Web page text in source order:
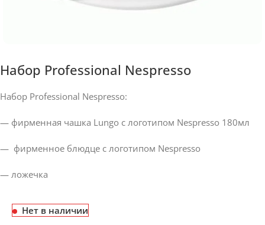
Набор Professional Nespresso
Набор Professional Nespresso:
— фирменная чашка Lungo с логотипом Nespresso 180мл
— фирменное блюдце с логотипом Nespresso
— ложечка
Нет в наличии